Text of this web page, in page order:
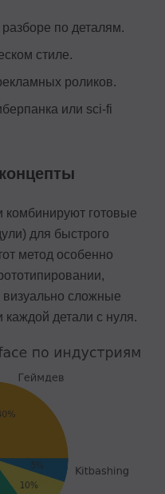
по деталям.
стиле.
роликов.
или sci-fi
комбинируют готовые
для быстрого
метод особенно
визуально сложные
каждой детали с нуля.